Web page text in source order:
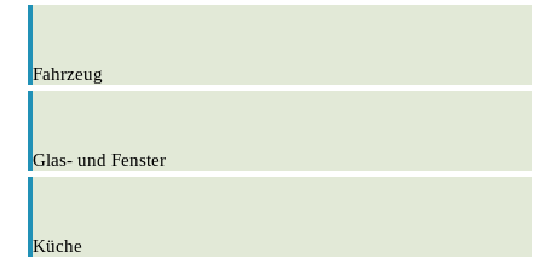
Fahrzeug
Glas- und Fenster
Küche